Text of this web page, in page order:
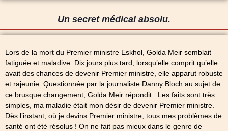
Un secret médical absolu.
Lors de la mort du Premier ministre Eskhol, Golda Meir semblait
fatiguée et maladive. Dix jours plus tard, lorsqu’elle comprit qu’elle
avait des chances de devenir Premier ministre, elle apparut robuste
et rajeunie. Questionnée par la journaliste Danny Bloch au sujet de
ce brusque changement, Golda Meir répondit : Les faits sont très
simples, ma maladie était mon désir de devenir Premier ministre.
Dès l’instant, où je devins Premier ministre, tous mes problèmes de
santé ont été résolus ! On ne fait pas mieux dans le genre de